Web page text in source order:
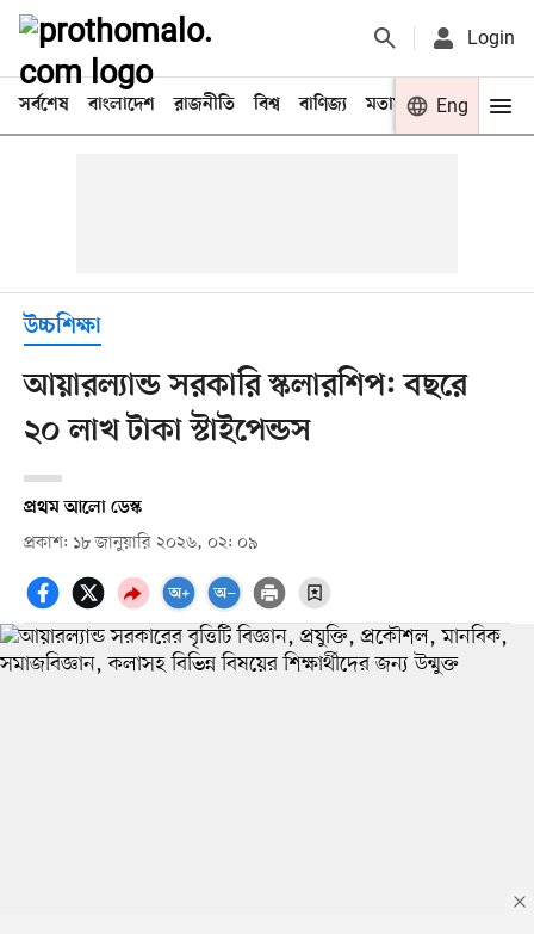
Login
সর্বশেষ বাংলাদেশ রাজনীতি বিশ্ব বাণিজ্য মতামত খেলা
Eng
উচ্চশিক্ষা
আয়ারল্যান্ড সরকারি স্কলারশিপ: বছরে
২০ লাখ টাকা স্টাইপেন্ডস
প্রথম আলো ডেস্ক
প্রকাশ: ১৮ জানুয়ারি ২০২৬, ০২: ০৯